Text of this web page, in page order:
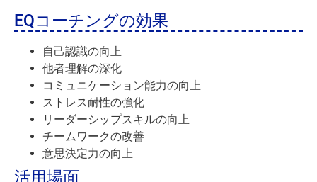
EQコーチングの効果
自己認識の向上
他者理解の深化
コミュニケーション能力の向上
ストレス耐性の強化
リーダーシップスキルの向上
チームワークの改善
意思決定力の向上
活用場面